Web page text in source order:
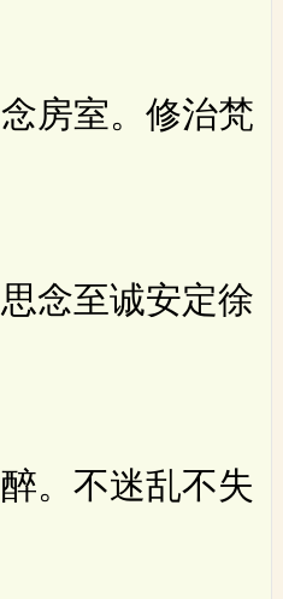
房室。修治梵
念至诚安定徐
。不迷乱不失